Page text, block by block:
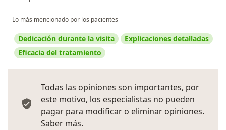
Lo más mencionado por los pacientes
Dedicación durante la visita
Explicaciones detalladas
Eficacia del tratamiento
Todas las opiniones son importantes, por
este motivo, los especialistas no pueden
pagar para modificar o eliminar opiniones.
Saber más.